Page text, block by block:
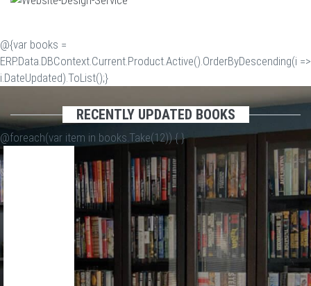
@{var books =
ERP.Data.DBContext.Current.Product.Active().OrderByDescending(i =>
i.DateUpdated).ToList();}
RECENTLY UPDATED BOOKS
@foreach(var item in books.Take(12)) {}